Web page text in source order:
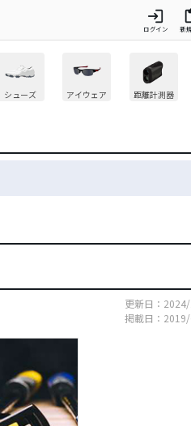
login
ログイン 新
シューズ アイウェア 距離計測器
更新日：
掲載日：